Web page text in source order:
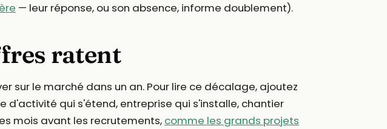
— leur réponse, ou son absence, informe doublement).
ratent
sur le marché dans un an. Pour lire ce décalage, ajoutez
d'activité qui s'étend, entreprise qui s'installe, chantier
mois avant les recrutements, comme les grands projets